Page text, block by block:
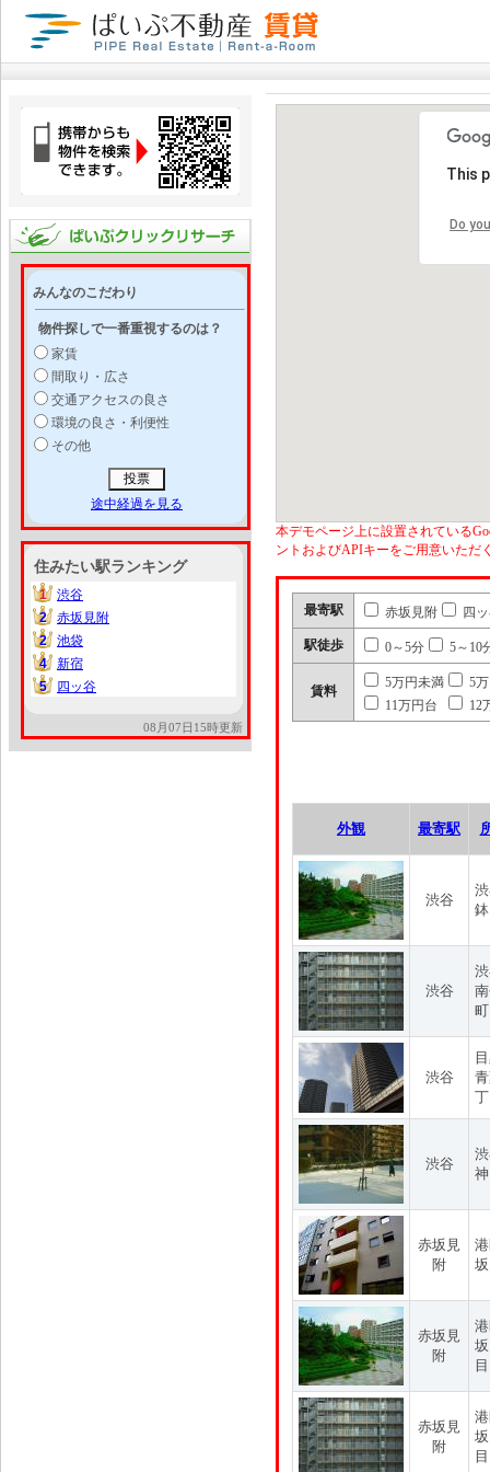
みんなのこだわり
物件探しで一番重視するのは？
家賃
間取り・広さ
交通アクセスの良さ
環境の良さ・利便性
その他
途中経過を見る
住みたい駅ランキング
1
1
渋谷
2
2
赤坂見附
2
2
池袋
4
4
新宿
5
5 四ッ谷
08月07日15時更新
This
Do
本デモページ上に設置されている
ントおよびAPIキーをご用意いただ
最寄駅 赤坂見附 四
駅徒歩 0～5分 5～10
賃料
5万円未満
5
11万円台
12
外観 最寄駅
渋谷
渋谷
渋谷
渋谷
赤坂見
附
赤坂見
附
目
赤坂見
附
目